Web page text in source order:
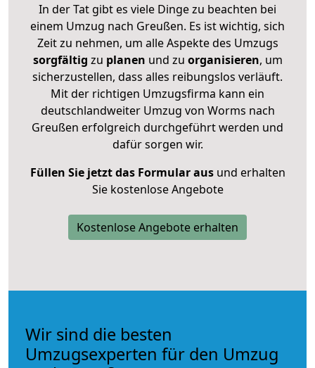
In der Tat gibt es viele Dinge zu beachten bei
einem Umzug nach Greußen. Es ist wichtig, sich
Zeit zu nehmen, um alle Aspekte des Umzugs
sorgfältig zu planen und zu organisieren, um
sicherzustellen, dass alles reibungslos verläuft.
Mit der richtigen Umzugsfirma kann ein
deutschlandweiter Umzug von Worms nach
Greußen erfolgreich durchgeführt werden und
dafür sorgen wir.
Füllen Sie jetzt das Formular ausund erhalten
Sie kostenlose Angebote
Kostenlose Angebote erhalten
Wir sind die besten
Umzugsexperten für den Umzug